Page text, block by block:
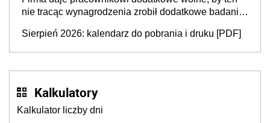
nie tracąc wynagrodzenia zrobił dodatkowe badania.
Sierpień 2026: kalendarz do pobrania i druku [PDF]
Kalkulatory
Kalkulator liczby dni